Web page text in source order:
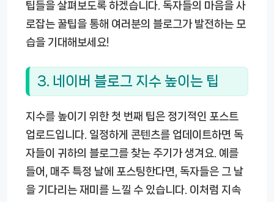
팁들을 살펴보도록 하겠습니다. 독자들의 마음을 사
로잡는 꿀팁을 통해 여러분의 블로그가 발전하는 모
습을 기대해보세요!
3. 네이버 블로그 지수 높이는 팁
지수를 높이기 위한 첫 번째 팁은 정기적인 포스트
업로드입니다. 일정하게 콘텐츠를 업데이트하면 독
자들이 귀하의 블로그를 찾는 주기가 생겨요. 예를
들어, 매주 특정 날에 포스팅한다면, 독자들은 그 날
을 기다리는 재미를 느낄 수 있습니다. 이처럼 지속